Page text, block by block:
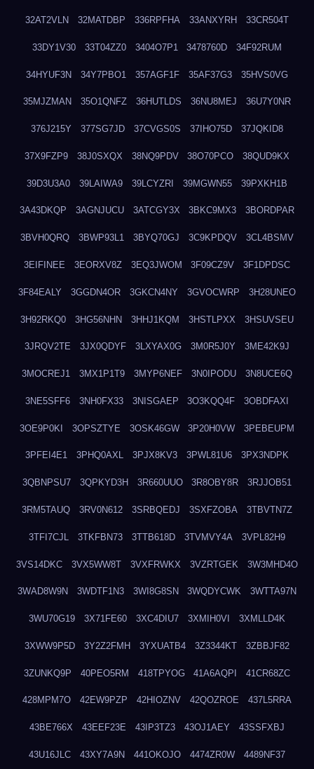
32AT2VLN 32MATDBP 336RPFHA 33ANXYRH 33CR504T
33DY1V30 33T04ZZ0 3404O7P1 3478760D 34F92RUM
34HYUF3N 34Y7PBO1 357AGF1F 35AF37G3 35HVS0VG
35MJZMAN 35O1QNFZ 36HUTLDS 36NU8MEJ 36U7Y0NR
376J215Y 377SG7JD 37CVGS0S 37IHO75D 37JQKID8
37X9FZP9 38J0SXQX 38NQ9PDV 38O70PCO 38QUD9KX
39D3U3A0 39LAIWA9 39LCYZRI 39MGWN55 39PXKH1B
3A43DKQP 3AGNJUCU 3ATCGY3X 3BKC9MX3 3BORDPAR
3BVH0QRQ 3BWP93L1 3BYQ70GJ 3C9KPDQV 3CL4BSMV
3EIFINEE 3EORXV8Z 3EQ3JWOM 3F09CZ9V 3F1DPDSC
3F84EALY 3GGDN4OR 3GKCN4NY 3GVOCWRP 3H28UNEO
3H92RKQ0 3HG56NHN 3HHJ1KQM 3HSTLPXX 3HSUVSEU
3JRQV2TE 3JX0QDYF 3LXYAX0G 3M0R5J0Y 3ME42K9J
3MOCREJ1 3MX1P1T9 3MYP6NEF 3N0IPODU 3N8UCE6Q
3NE5SFF6 3NH0FX33 3NISGAEP 3O3KQQ4F 3OBDFAXI
3OE9P0KI 3OPSZTYE 3OSK46GW 3P20H0VW 3PEBEUPM
3PFEI4E1 3PHQ0AXL 3PJX8KV3 3PWL81U6 3PX3NDPK
3QBNPSU7 3QPKYD3H 3R660UUO 3R8OBY8R 3RJJOB51
3RM5TAUQ 3RV0N612 3SRBQEDJ 3SXFZOBA 3TBVTN7Z
3TFI7CJL 3TKFBN73 3TTB618D 3TVMVY4A 3VPL82H9
3VS14DKC 3VX5WW8T 3VXFRWKX 3VZRTGEK 3W3MHD4O
3WAD8W9N 3WDTF1N3 3WI8G8SN 3WQDYCWK 3WTTA97N
3WU70G19 3X71FE60 3XC4DIU7 3XMIH0VI 3XMLLD4K
3XWW9P5D 3Y2Z2FMH 3YXUATB4 3Z3344KT 3ZBBJF82
3ZUNKQ9P 40PEO5RM 418TPYOG 41A6AQPI 41CR68ZC
428MPM7O 42EW9PZP 42HIOZNV 42QOZROE 437L5RRA
43BE766X 43EEF23E 43IP3TZ3 43OJ1AEY 43SSFXBJ
43U16JLC 43XY7A9N 441OKOJO 4474ZR0W 4489NF37